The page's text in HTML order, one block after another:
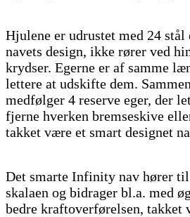
Hjulene er udrustet med 24
navets design, ikke rører ved
krydser. Egerne er af samme
lettere at udskifte dem.
medfølger 4 reserve eger, der
fjerne hverken bremseskive
takket være et smart designet
Det smarte Infinity nav hører
skalaen og bidrager bl.a. med
bedre kraftoverførelsen, takket